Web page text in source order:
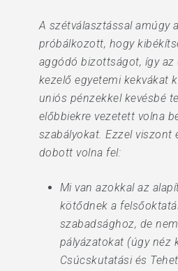
A szétválasztással amúgy
próbálkozott, hogy
aggódó bizottságot, így
kezelő egyetemi kekvákat
uniós pénzekkel kevésbé
előbbiekre vezetett volna
szabályokat. Ezzel viszont
dobott volna fel:
Mi van azokkal az
kötődnek a
szabadsághoz, de
pályázatokat (úgy néz
Csúcskutatási és